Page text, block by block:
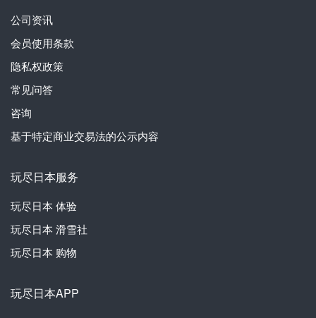
公司资讯
会员使用条款
隐私权政策
常见问答
咨询
基于特定商业交易法的公示内容
玩尽日本服务
玩尽日本 体验
玩尽日本 滑雪社
玩尽日本 购物
玩尽日本APP